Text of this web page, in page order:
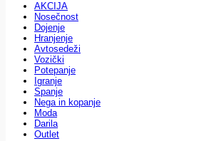
AKCIJA
Nosečnost
Dojenje
Hranjenje
Avtosedeži
Vozički
Potepanje
Igranje
Spanje
Nega in kopanje
Moda
Darila
Outlet